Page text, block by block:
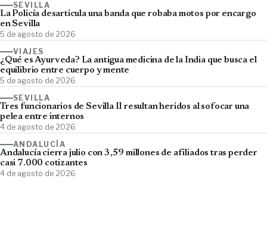
SEVILLA
La Policía desarticula una banda que robaba motos por encargo
en Sevilla
5 de agosto de 2026
VIAJES
¿Qué es Ayurveda? La antigua medicina de la India que busca el
equilibrio entre cuerpo y mente
5 de agosto de 2026
SEVILLA
Tres funcionarios de Sevilla II resultan heridos al sofocar una
pelea entre internos
4 de agosto de 2026
ANDALUCÍA
Andalucía cierra julio con 3,59 millones de afiliados tras perder
casi 7.000 cotizantes
4 de agosto de 2026